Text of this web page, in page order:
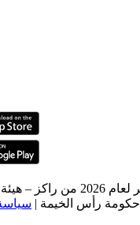
حقوق الطبع والنشر لعام
حكومة رأس الخيمة |